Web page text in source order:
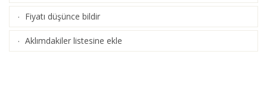
(Karşılaştır)
· Fiyatı düşünce bildir
· Aklımdakiler listesine ekle